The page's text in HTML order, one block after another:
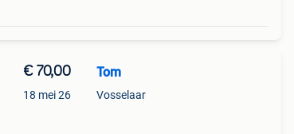
€ 70,00
18 mei 26
Tom
Vosselaar